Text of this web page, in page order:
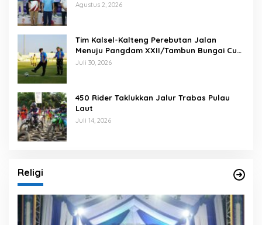
Agustus 2, 2026
Tim Kalsel-Kalteng Perebutan Jalan
Menuju Pangdam XXII/Tambun Bungai Cup
Banjarmasin
Juli 30, 2026
450 Rider Taklukkan Jalur Trabas Pulau
Laut
Juli 14, 2026
Religi